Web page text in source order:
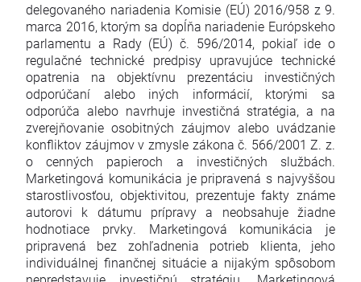
delegovaného nariadenia Komisie (EÚ) 2016/958 z 9.
marca 2016, ktorým sa dopĺňa nariadenie Európskeho
parlamentu a Rady (EÚ) č. 596/2014, pokiaľ ide o
regulačné technické predpisy upravujúce technické
opatrenia na objektívnu prezentáciu investičných
odporúčaní alebo iných informácií, ktorými sa
odporúča alebo navrhuje investičná stratégia, a na
zverejňovanie osobitných záujmov alebo uvádzanie
konfliktov záujmov v zmysle zákona č. 566/2001 Z. z.
o cenných papieroch a investičných službách.
Marketingová komunikácia je pripravená s najvyššou
starostlivosťou, objektivitou, prezentuje fakty známe
autorovi k dátumu prípravy a neobsahuje žiadne
hodnotiace prvky. Marketingová komunikácia je
pripravená bez zohľadnenia potrieb klienta, jeho
individuálnej finančnej situácie a nijakým spôsobom